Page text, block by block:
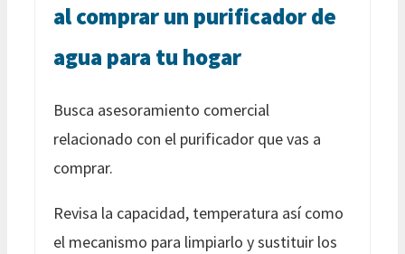
al comprar un purificador de
agua para tu hogar
Busca asesoramiento comercial
relacionado con el purificador que vas a
comprar.
Revisa la capacidad, temperatura así como
el mecanismo para limpiarlo y sustituir los